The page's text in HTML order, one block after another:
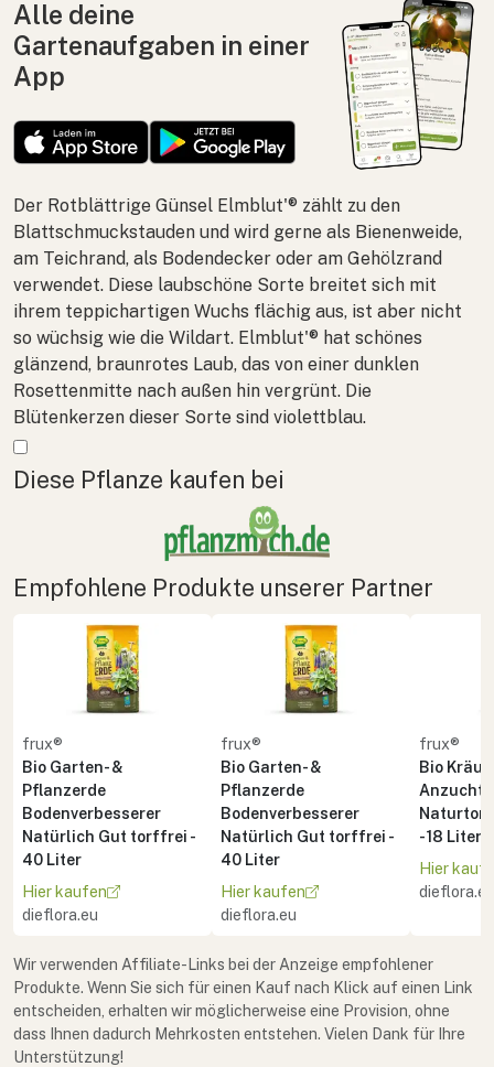
Alle deine
Gartenaufgaben in einer
App
Der Rotblättrige Günsel Elmblut'® zählt zu den
Blattschmuckstauden und wird gerne als Bienenweide,
am Teichrand, als Bodendecker oder am Gehölzrand
verwendet. Diese laubschöne Sorte breitet sich mit
ihrem teppichartigen Wuchs flächig aus, ist aber nicht
so wüchsig wie die Wildart. Elmblut'® hat schönes
glänzend, braunrotes Laub, das von einer dunklen
Rosettenmitte nach außen hin vergrünt. Die
Blütenkerzen dieser Sorte sind violettblau.
Mehr anzeigen
Diese Pflanze kaufen bei
Empfohlene Produkte unserer Partner
frux®
Bio Garten- &
Pflanzerde
Bodenverbesserer
Natürlich Gut torffrei -
40 Liter
Hier kaufen
dieflora.eu
frux®
Bio Garten- &
Pflanzerde
Bodenverbesserer
Natürlich Gut torffrei -
40 Liter
Hier kaufen
dieflora.eu
frux®
Bio
Naturton
- 18 Liter
Hier
dieflora.eu
Wir verwenden Affiliate-Links bei der Anzeige empfohlener
Produkte. Wenn Sie sich für einen Kauf nach Klick auf einen Link
entscheiden, erhalten wir möglicherweise eine Provision, ohne
dass Ihnen dadurch Mehrkosten entstehen. Vielen Dank für Ihre
Unterstützung!